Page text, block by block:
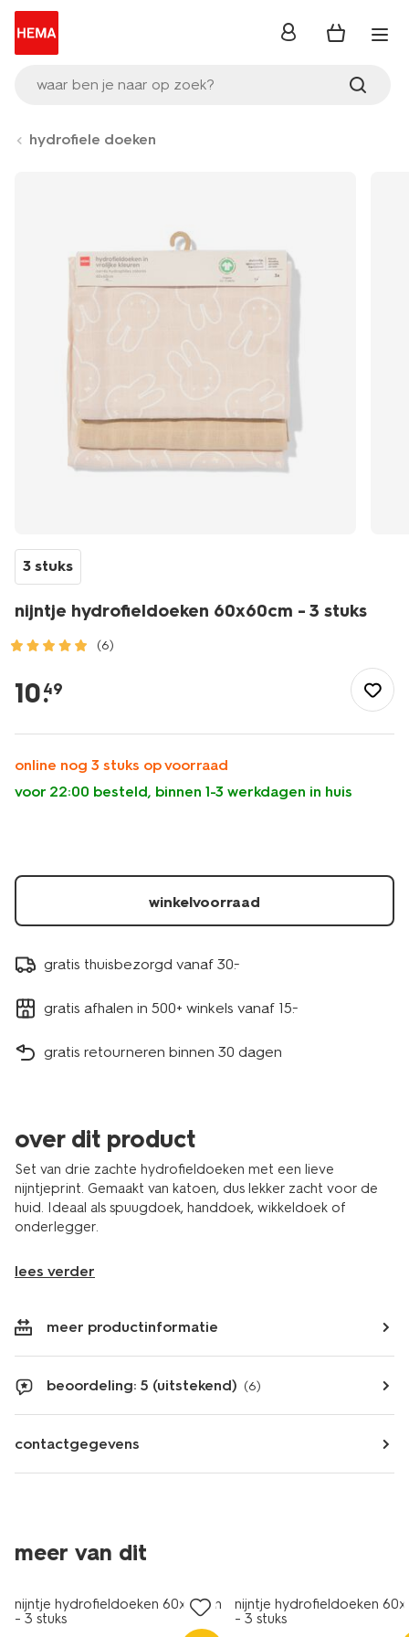
waar ben je naar op zoek?
inloggen
hydrofiele doeken
3 stuks
nijntje hydrofieldoeken 60x60cm - 3 stuks
(6)
doeken/nijntje-
hydrofieldoeken-
-
-3-
33305460.html
10.
49
online nog 3 stuks op voorraad
voor 22:00 besteld, binnen 1-3 werkdagen in huis
winkelvoorraad
gratis thuisbezorgd vanaf 30.-
gratis afhalen in 500+ winkels vanaf 15.-
gratis retourneren binnen 30 dagen
over dit product
Set van drie zachte hydrofieldoeken met een lieve
nijntjeprint. Gemaakt van katoen, dus lekker zacht voor de
huid. Ideaal als spuugdoek, handdoek, wikkeldoek of
onderlegger.
lees verder
meer productinformatie
beoordeling: 5 (uitstekend) (6)
contactgegevens
meer van dit
3 stuks
nijntje hydrofieldoeken 60x60cm
- 3 stuks
nijntje hydrofieldoeken
- 3 stuks